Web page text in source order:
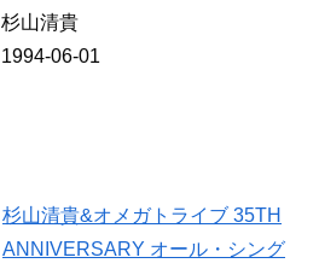
杉山清貴
1994-06-01
杉山清貴&オメガトライブ 35TH
ANNIVERSARY オール・シング